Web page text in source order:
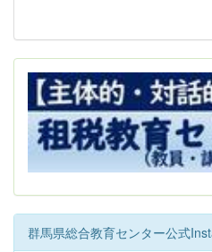
群馬県総合教育センター公式